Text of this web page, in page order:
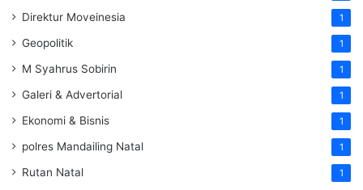
Direktur Moveinesia 1
Geopolitik 1
M Syahrus Sobirin 1
Galeri & Advertorial 1
Ekonomi & Bisnis 1
polres Mandailing Natal 1
Rutan Natal 1